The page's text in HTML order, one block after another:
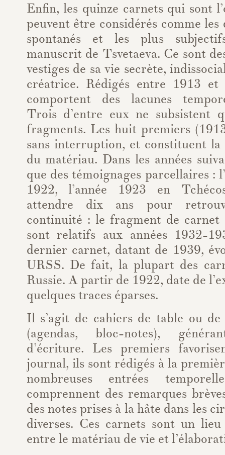
Enfin, les quinze carnets qui sont
peuvent être considérés comme
spontanés et les plus
manuscrit de Tsvetaeva. Ce sont
vestiges de sa vie secrète,
créatrice. Rédigés entre 1913 et
comportent des lacunes
Trois d’entre eux ne subsistent
fragments. Les huit premiers
sans interruption, et constituent
du matériau. Dans les années
que des témoignages parcellaires :
1922, l’année 1923 en
attendre dix ans pour
continuité : le fragment de
sont relatifs aux années 1932-
dernier carnet, datant de 1939,
URSS. De fait, la plupart des
Russie. A partir de 1922, date de
quelques traces éparses.
Il s’agit de cahiers de table ou de
(agendas, bloc-notes),
d’écriture. Les premiers
journal, ils sont rédigés à la
nombreuses entrées
comprennent des remarques
des notes prises à la hâte dans les
diverses. Ces carnets sont un
entre le matériau de vie et